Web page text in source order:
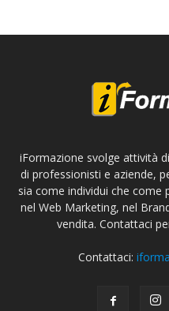
iFormazione svolge attività
di professionisti e aziende,
sia come individui che come
nel Web Marketing, nel
vendita. Contattaci
Contattaci: